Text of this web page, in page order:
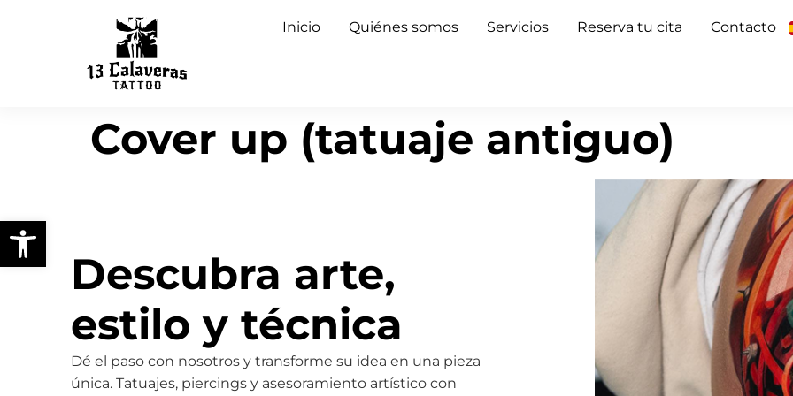
Abrir barra de herramientas
Inicio Quiénes somos Servicios Reserva tu cita Contacto
Cover up (tatuaje antiguo)
Descubra arte,
estilo y técnica
Dé el paso con nosotros y transforme su idea en una pieza
única. Tatuajes, piercings y asesoramiento artístico con